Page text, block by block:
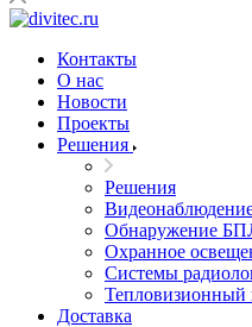
Контакты
О нас
Новости
Проекты
Решения
Решения
Обнаружение
Охранное
Системы
Тепловизионный
Доставка